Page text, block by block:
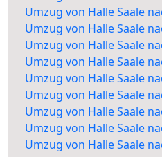
Umzug von Halle Saale
Umzug von Halle Saale
Umzug von Halle Saale
Umzug von Halle Saale
Umzug von Halle Saale
Umzug von Halle Saale
Umzug von Halle Saale
Umzug von Halle Saale
Umzug von Halle Saale